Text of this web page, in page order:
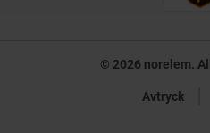
© 2026 norelem.
Avtryck